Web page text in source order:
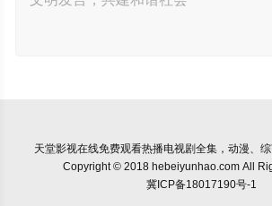
天堂影视在线免费观看热播电视剧全集，动漫、
Copyright © 2018 hebeiyunhao.com All
冀ICP备18017190号-1